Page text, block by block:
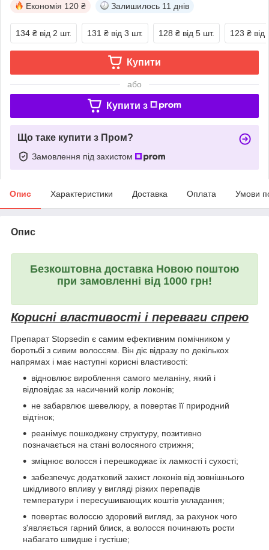
Економія 120 ₴ Залишилось 11 днів
134 ₴ від 2 шт. 131 ₴ від 3 шт. 128 ₴ від 5 шт. 123 ₴ від
Купити
або
Купити з
Що таке купити з Пром?
Замовлення під захистом
Опис Характеристики Доставка Оплата Умови
Опис
Безкоштовна доставка Новою поштою
при замовленні від 1000 грн!
Корисні властивості і переваги спрею
Препарат Stopsedin є самим ефективним помічником у
боротьбі з сивим волоссям. Він діє відразу по декількох
напрямах і має наступні корисні властивості:
відновлює вироблення самого меланіну, який і
відповідає за насичений колір локонів;
не забарвлює шевелюру, а повертає її природний
відтінок;
реанімує пошкоджену структуру, позитивно
позначається на стані волосяного стрижня;
зміцнює волосся і перешкоджає їх ламкості і сухості;
забезпечує додатковий захист локонів від зовнішнього
шкідливого впливу у вигляді різких перепадів
температури і пересушивающих коштів укладання;
повертає волоссю здоровий вигляд, за рахунок чого
з'являється гарний блиск, а волосся починають рости
набагато швидше і густіше;